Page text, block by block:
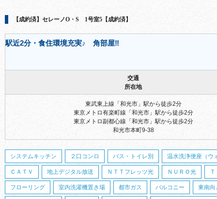
【成約済】セレーノO・S 1号室5【成約済】
駅近2分・食住環境充実♪ 角部屋‼
交通
所在地
東武東上線「和光市」駅から徒歩2分
東京メトロ有楽町線「和光市」駅から徒歩2分
東京メトロ副都心線「和光市」駅から徒歩2分
和光市本町9-38
システムキッチン ２口コンロ バス・トイレ別 温水洗浄便座（ウ
ＣＡＴＶ 地上デジタル放送 ＮＴＴフレッツ光 ＮＵＲＯ光
フローリング 室内洗濯機置き場 都市ガス バルコニー 東南向